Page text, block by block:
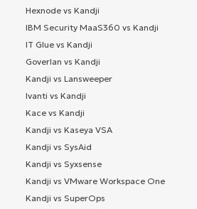
Hexnode vs Kandji
IBM Security MaaS360 vs Kandji
IT Glue vs Kandji
Goverlan vs Kandji
Kandji vs Lansweeper
Ivanti vs Kandji
Kace vs Kandji
Kandji vs Kaseya VSA
Kandji vs SysAid
Kandji vs Syxsense
Kandji vs VMware Workspace One
Kandji vs SuperOps